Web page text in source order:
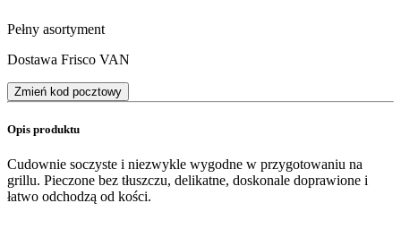
Pełny asortyment
Dostawa Frisco VAN
Zmień kod pocztowy
Opis produktu
Cudownie soczyste i niezwykle wygodne w przygotowaniu na
grillu. Pieczone bez tłuszczu, delikatne, doskonale doprawione i
łatwo odchodzą od kości.